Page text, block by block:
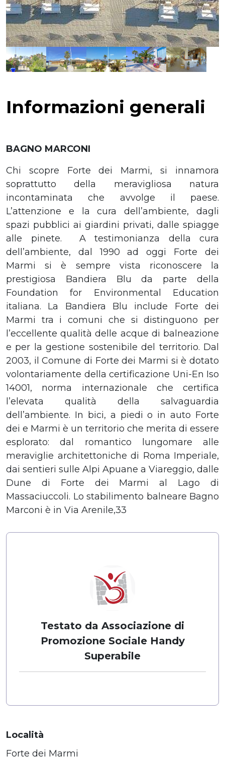
Informazioni generali
BAGNO MARCONI
Chi scopre Forte dei Marmi, si innamora
soprattutto della meravigliosa natura
incontaminata che avvolge il paese.
L’attenzione e la cura dell’ambiente, dagli
spazi pubblici ai giardini privati, dalle spiagge
alle pinete. A testimonianza della cura
dell’ambiente, dal 1990 ad oggi Forte dei
Marmi si è sempre vista riconoscere la
prestigiosa Bandiera Blu da parte della
Foundation for Environmental Education
italiana. La Bandiera Blu include Forte dei
Marmi tra i comuni che si distinguono per
l’eccellente qualità delle acque di balneazione
e per la gestione sostenibile del territorio. Dal
2003, il Comune di Forte dei Marmi si è dotato
volontariamente della certificazione Uni-En Iso
14001, norma internazionale che certifica
l’elevata qualità della salvaguardia
dell’ambiente. In bici, a piedi o in auto Forte
dei e Marmi è un territorio che merita di essere
esplorato: dal romantico lungomare alle
meraviglie architettoniche di Roma Imperiale,
dai sentieri sulle Alpi Apuane a Viareggio, dalle
Dune di Forte dei Marmi al Lago di
Massaciuccoli. Lo stabilimento balneare Bagno
Marconi è in Via Arenile,33
Testato da Associazione di
Promozione Sociale Handy
Superabile
Località
Forte dei Marmi